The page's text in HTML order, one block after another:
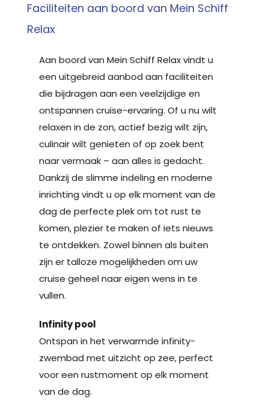
Faciliteiten aan boord van Mein Schiff
Relax
Aan boord van Mein Schiff Relax vindt u
een uitgebreid aanbod aan faciliteiten
die bijdragen aan een veelzijdige en
ontspannen cruise-ervaring. Of u nu wilt
relaxen in de zon, actief bezig wilt zijn,
culinair wilt genieten of op zoek bent
naar vermaak – aan alles is gedacht.
Dankzij de slimme indeling en moderne
inrichting vindt u op elk moment van de
dag de perfecte plek om tot rust te
komen, plezier te maken of iets nieuws
te ontdekken. Zowel binnen als buiten
zijn er talloze mogelijkheden om uw
cruise geheel naar eigen wens in te
vullen.
Infinity pool
Ontspan in het verwarmde infinity-
zwembad met uitzicht op zee, perfect
voor een rustmoment op elk moment
van de dag.